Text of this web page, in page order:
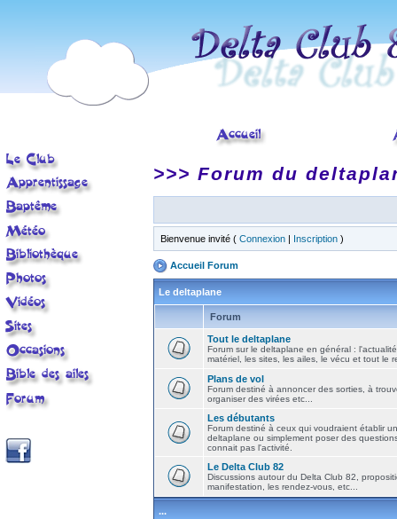
>>> Forum du
Bienvenue invité ( Connexion | Inscription )
Accueil Forum
Le deltaplane
Forum
Tout le deltaplane
Forum sur le deltaplane en général :
matériel, les sites, les ailes, le vécu et tout le
Plans de vol
Forum destiné à annoncer des sorties, à
organiser des virées etc...
Les débutants
Forum destiné à ceux qui voudraient établir
deltaplane ou simplement poser des
connait pas l'activité.
Le Delta Club 82
Discussions autour du Delta Club 82,
manifestation, les rendez-vous, etc...
...